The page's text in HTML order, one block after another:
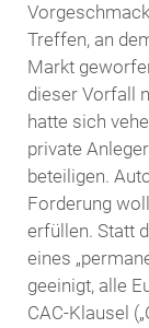
Treffen, an
Markt
dieser Vorfall
hatte sich
private
beteiligen.
Forderung
erfüllen. Statt
eines
geeinigt, alle
CAC-Klausel („